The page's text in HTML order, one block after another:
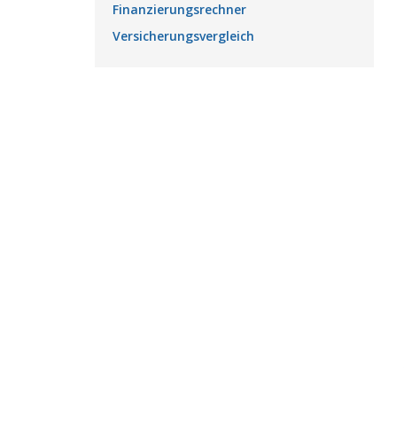
Finanzierungsrechner
Versicherungsvergleich